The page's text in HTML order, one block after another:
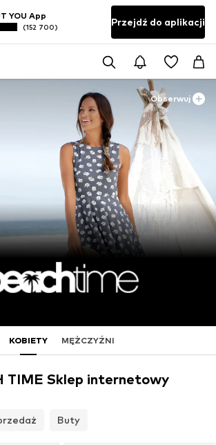
YOU App
(152 700) Przejdź do aplikacji
Obserwuj
KOBIETY MĘŻCZYŹNI
TIME Sklep internetowy
Buty